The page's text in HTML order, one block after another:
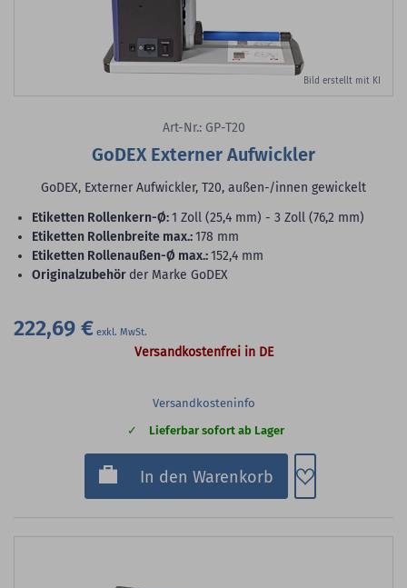
Bild erstellt mit KI
Art-Nr.: GP-T20
GoDEX Externer Aufwickler
GoDEX, Externer Aufwickler, T20, außen-/innen gewickelt
Etiketten Rollenkern-Ø:1 Zoll (25,4 mm) - 3 Zoll (76,2 mm)
Etiketten Rollenbreite max.:178 mm
Etiketten Rollenaußen-Ø max.:152,4 mm
Originalzubehör der Marke GoDEX
222,69 €
Versandkostenfrei in DE
Versandkosteninfo
Lieferbar sofort ab Lager
In den Warenkorb Zum